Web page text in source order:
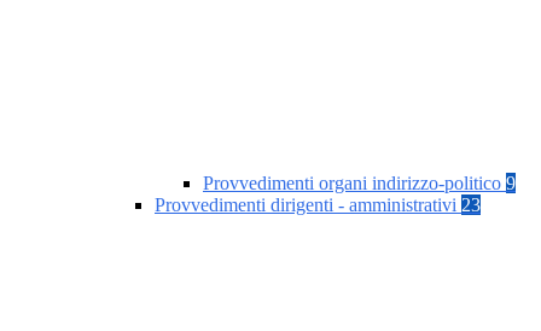
Provvedimenti organi indirizzo-politico 9
Provvedimenti dirigenti - amministrativi 23